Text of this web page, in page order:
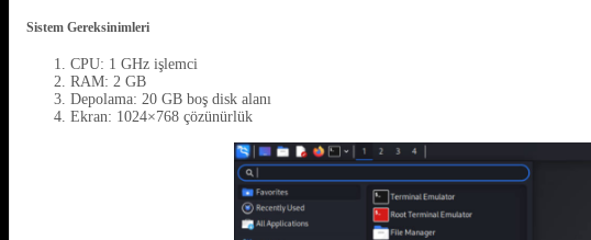
Sistem Gereksinimleri
CPU: 1 GHz işlemci
RAM: 2 GB
Depolama: 20 GB boş disk alanı
Ekran: 1024×768 çözünürlük